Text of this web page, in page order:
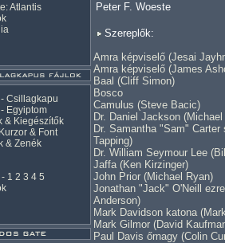
Atlantis
Csillagkapu
Egyiptom
& Kiegészítők
& Font
& Zenék
- 1 2 3 4 5
Peter F. Woeste
Szereplők:
Amra képviselő (Jesai
Amra képviselő (James
Baal (Cliff Simon)
Bosco
Camulus (Steve Bacic)
Dr. Daniel Jackson
Dr. Samantha "Sam"
Tapping)
Dr. William Seymour Lee
Jaffa (Ken Kirzinger)
John Prior (Michael Ryan)
Jonathan "Jack" O'Neill
Anderson)
Mark Davidson katona
Mark Gilmor (David
Paul Davis őrnagy (Colin